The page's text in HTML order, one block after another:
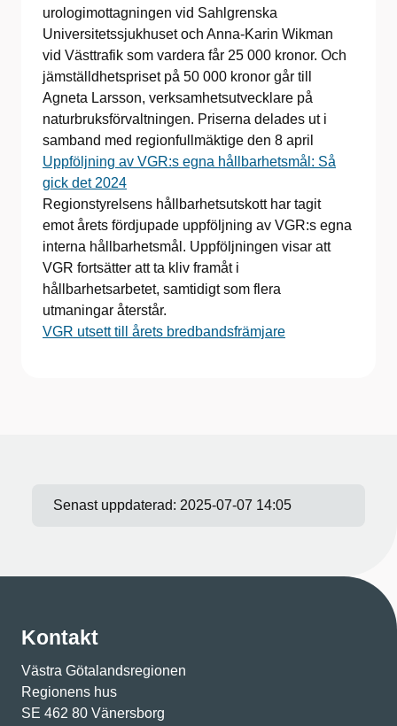
urologimottagningen vid Sahlgrenska
Universitetssjukhuset och Anna-Karin Wikman
vid Västtrafik som vardera får 25 000 kronor. Och
jämställdhetspriset på 50 000 kronor går till
Agneta Larsson, verksamhetsutvecklare på
naturbruksförvaltningen. Priserna delades ut i
samband med regionfullmäktige den 8 april
Uppföljning av VGR:s egna hållbarhetsmål: Så
gick det 2024
Regionstyrelsens hållbarhetsutskott har tagit
emot årets fördjupade uppföljning av VGR:s egna
interna hållbarhetsmål. Uppföljningen visar att
VGR fortsätter att ta kliv framåt i
hållbarhetsarbetet, samtidigt som flera
utmaningar återstår.
VGR utsett till årets bredbandsfrämjare
Senast uppdaterad: 2025-07-07 14:05
Kontakt
Västra Götalandsregionen
Regionens hus
SE 462 80 Vänersborg